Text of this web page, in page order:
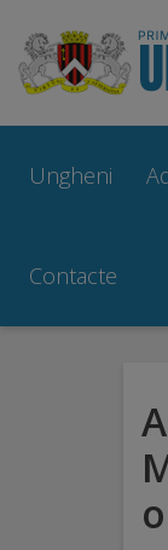
Ungheni
orașului
brand
înfrățite
Ungheni
Contacte